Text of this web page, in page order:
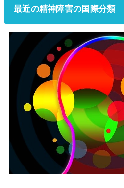
最近の精神障害の国際分類